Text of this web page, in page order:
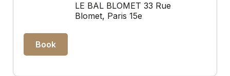
LE BAL BLOMET 33 Rue
Blomet, Paris 15e
Book